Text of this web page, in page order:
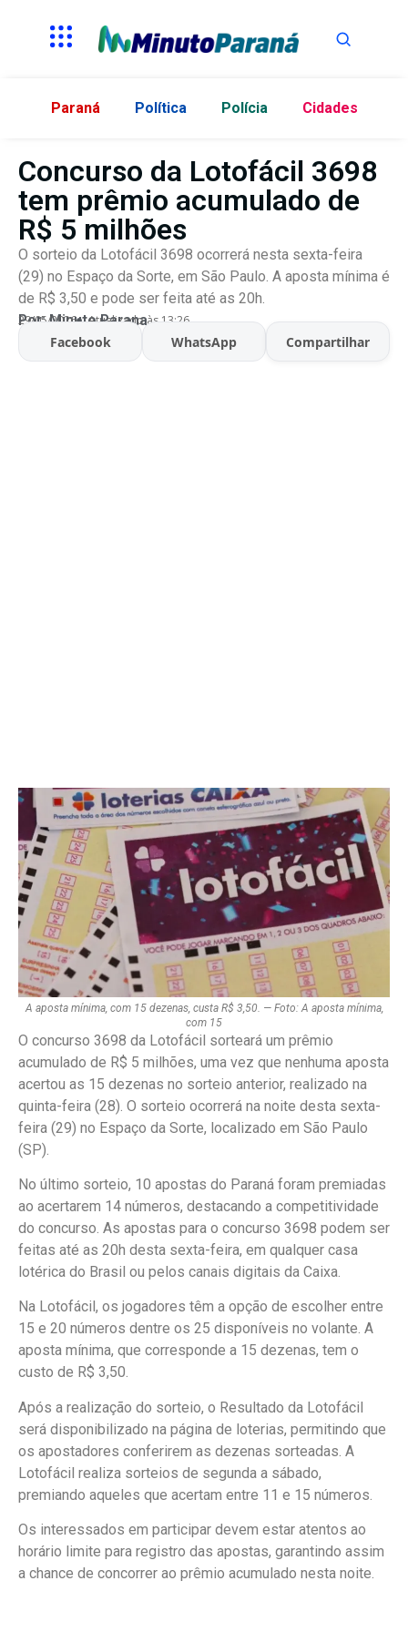
Paraná Política Polícia Cidades
Concurso da Lotofácil 3698
tem prêmio acumulado de
R$ 5 milhões
O sorteio da Lotofácil 3698 ocorrerá nesta sexta-feira
(29) no Espaço da Sorte, em São Paulo. A aposta mínima é
de R$ 3,50 e pode ser feita até as 20h.
Por:Minuto Parana
29/05/2026 Atualizado às 13:26
Facebook WhatsApp Compartilhar
A aposta mínima, com 15 dezenas, custa R$ 3,50. — Foto: A aposta mínima,
com 15
O concurso 3698 da Lotofácil sorteará um prêmio
acumulado de R$ 5 milhões, uma vez que nenhuma aposta
acertou as 15 dezenas no sorteio anterior, realizado na
quinta-feira (28). O sorteio ocorrerá na noite desta sexta-
feira (29) no Espaço da Sorte, localizado em São Paulo
(SP).
No último sorteio, 10 apostas do Paraná foram premiadas
ao acertarem 14 números, destacando a competitividade
do concurso. As apostas para o concurso 3698 podem ser
feitas até as 20h desta sexta-feira, em qualquer casa
lotérica do Brasil ou pelos canais digitais da Caixa.
Na Lotofácil, os jogadores têm a opção de escolher entre
15 e 20 números dentre os 25 disponíveis no volante. A
aposta mínima, que corresponde a 15 dezenas, tem o
custo de R$ 3,50.
Após a realização do sorteio, o Resultado da Lotofácil
será disponibilizado na página de loterias, permitindo que
os apostadores conferirem as dezenas sorteadas. A
Lotofácil realiza sorteios de segunda a sábado,
premiando aqueles que acertam entre 11 e 15 números.
Os interessados em participar devem estar atentos ao
horário limite para registro das apostas, garantindo assim
a chance de concorrer ao prêmio acumulado nesta noite.